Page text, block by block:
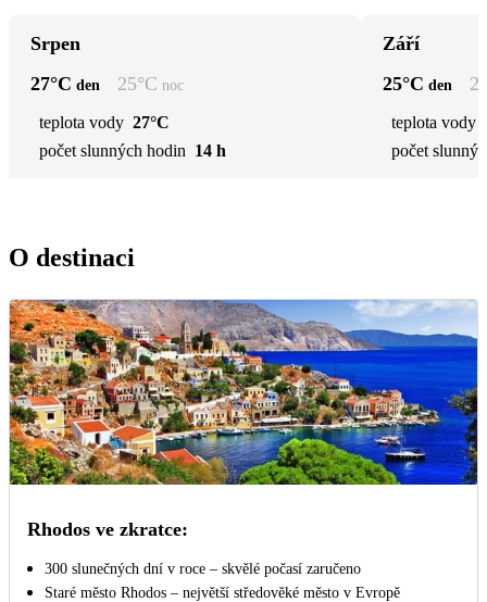
Srpen
27°C den 25°C noc
teplota vody 27°C
počet slunných hodin 14 h
Září
25°C den
teplota vody
počet
O destinaci
Rhodos ve zkratce:
300 slunečných dní v roce – skvělé počasí zaručeno
Staré město Rhodos – největší středověké město v Evropě